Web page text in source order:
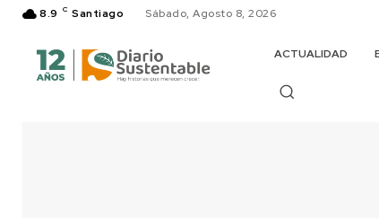
8.9 C Santiago Sábado, Agosto 8, 2026
ACTUALIDAD